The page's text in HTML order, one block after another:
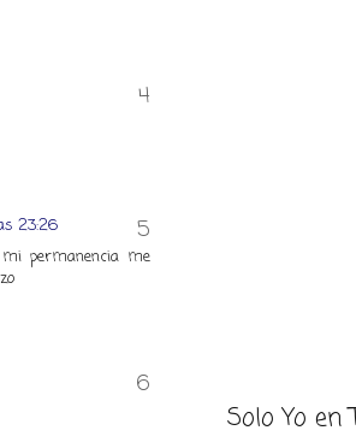
23:26
permanencia me
Solo Yo en